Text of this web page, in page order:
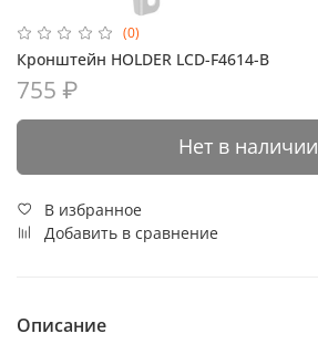
(0)
Кронштейн HOLDER LCD-F4614-B
755 ₽
Нет в наличии
В избранное
Добавить в сравнение
Описание